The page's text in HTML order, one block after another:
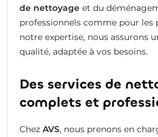
de nettoyageet du
professionnels comme pour les
notre expertise, nous assurons
qualité, adaptée à vos besoins.
Des services de
complets et
Chez AVS, nous prenons en